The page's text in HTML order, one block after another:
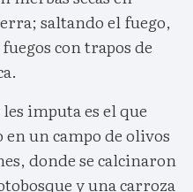
saltando el fuego,
con trapos de
imputa es el que
un campo de olivos
donde se calcinaron
y una carroza